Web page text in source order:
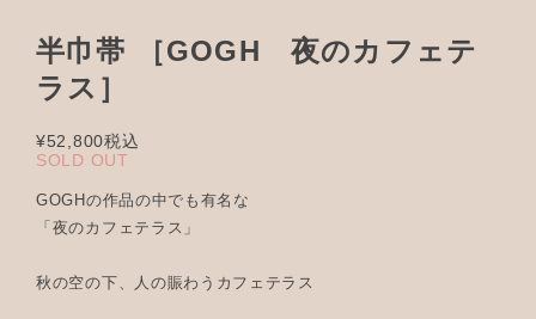
半巾帯 ［GOGH 夜のカフェテ
ラス］
¥52,800税込
SOLD OUT
GOGHの作品の中でも有名な
「夜のカフェテラス」
秋の空の下、人の賑わうカフェテラス